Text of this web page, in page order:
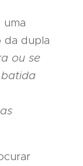
da dupla
ou se